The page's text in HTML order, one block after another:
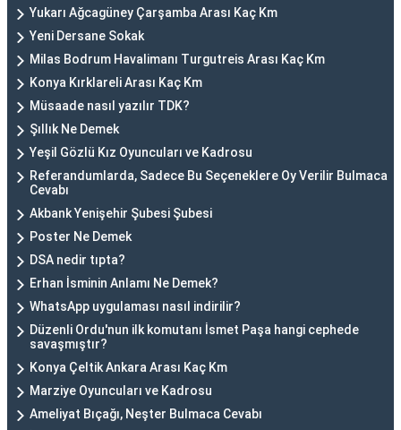
Yukarı Ağcagüney Çarşamba Arası Kaç Km
Yeni Dersane Sokak
Milas Bodrum Havalimanı Turgutreis Arası Kaç Km
Konya Kırklareli Arası Kaç Km
Müsaade nasıl yazılır TDK?
Şıllık Ne Demek
Yeşil Gözlü Kız Oyuncuları ve Kadrosu
Referandumlarda, Sadece Bu Seçeneklere Oy Verilir Bulmaca
Cevabı
Akbank Yenişehir Şubesi Şubesi
Poster Ne Demek
DSA nedir tıpta?
Erhan İsminin Anlamı Ne Demek?
WhatsApp uygulaması nasıl indirilir?
Düzenli Ordu'nun ilk komutanı İsmet Paşa hangi cephede
savaşmıştır?
Konya Çeltik Ankara Arası Kaç Km
Marziye Oyuncuları ve Kadrosu
Ameliyat Bıçağı, Neşter Bulmaca Cevabı